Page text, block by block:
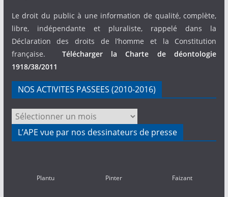
Le droit du public à une information de qualité, complète,
libre, indépendante et pluraliste, rappelé dans la
Déclaration des droits de l’homme et la Constitution
française. Télécharger la Charte de déontologie
1918/38/2011
NOS ACTIVITES PASSEES (2010-2016)
NOS
ACTIVITES
PASSEES
L’APE vue par nos dessinateurs de presse
Plantu Pinter Faizant